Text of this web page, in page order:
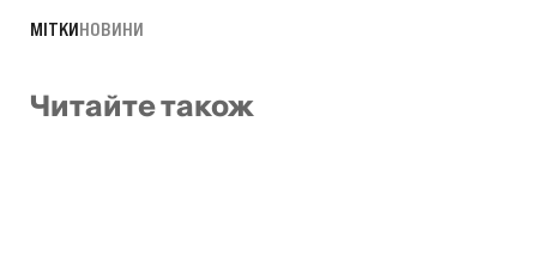
МІТКИНОВИНИ
Читайте також